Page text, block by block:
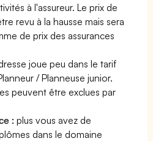
à l'assureur. Le prix de
revu à la hausse mais sera
de prix des assurances
joue peu dans le tarif
/ Planneuse junior.
peuvent être exclues par
:plus vous avez de
dans le domaine